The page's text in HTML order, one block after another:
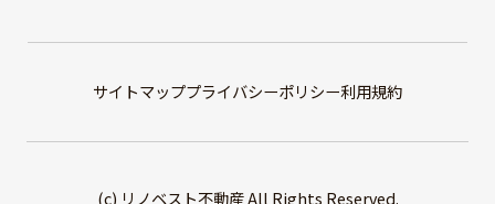
サイトマッププライバシーポリシー利用規約
(c) リノベスト不動産 All Rights Reserved.